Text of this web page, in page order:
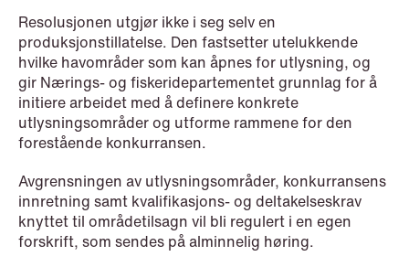
Resolusjonen utgjør ikke i seg selv en
produksjonstillatelse. Den fastsetter utelukkende
hvilke havområder som kan åpnes for utlysning, og
gir Nærings- og fiskeridepartementet grunnlag for å
initiere arbeidet med å definere konkrete
utlysningsområder og utforme rammene for den
forestående konkurransen.
Avgrensningen av utlysningsområder, konkurransens
innretning samt kvalifikasjons- og deltakelseskrav
knyttet til områdetilsagn vil bli regulert i en egen
forskrift, som sendes på alminnelig høring.